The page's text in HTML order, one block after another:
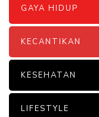
GAYA HIDUP
KECANTIKAN
KESEHATAN
LIFESTYLE